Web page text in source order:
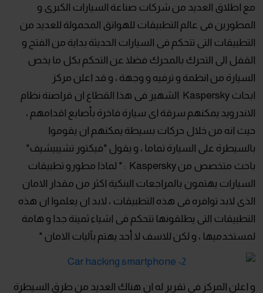
مع اطلاق العديد من شركات صناعة السيارات الكبرى و
المطورين فى عالم التطبيقات للهواتق المحمولة للعديد من
التطبيقات التى تتحكم فى السيارات الحديثة بداية من الفتح و
القفل الى التحرك بالمحرك فضلا عن التحكم بكل ما يخص
السيارة من انظمة و ترفيه و وجهة ، و قد اعلن مركز
ابحاث Kaspersky الشهير فى هذا القطاع ان قراصنة نظام
الاندرويد يمكنهم سرقة اى سيارة فاخرة بأصابع اقدامهم ،
حيث انه من خلال حركات بسيطة يمكنهم ان يقوموا
بالسيطرة على السيارة تماما ، و يقول "فيكتور تشيبيشيف"
باحث متخصص من Kaspersky : " لماذا مطورو تطبيقات
السيارات يهتمون بالمراجعات البنكية اكثر من مقدار الامان
الذى لابد توافره فى هذه التطبيقات ، لابد ان يعلموا ان هذه
التطبيقات التى يطلقونها تتحكم فى اشياء ثمينة جدا و هامة
لمستخدميها ، و لكن للاسف لا أحد يهتم بآليات الامان "
و اعلن المركز فى تقرير له ان هناك العديد من طرق السيطرة